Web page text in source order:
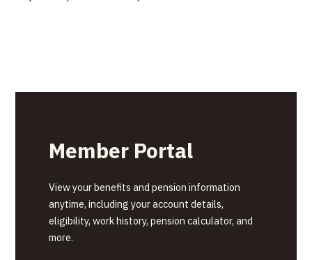
Member Portal
View your benefits and pension information
anytime, including your account details,
eligibility, work history, pension calculator, and
more.